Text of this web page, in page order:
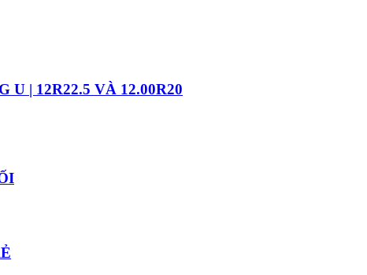
| 12R22.5 VÀ 12.00R20